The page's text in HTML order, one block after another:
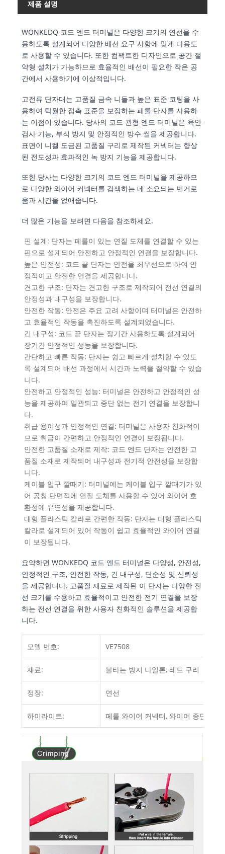
제품 설명
WONKEDQ 코드 엔드 터미널은 다양한 크기의 연선을 수
용하도록 설계되어 다양한 배선 요구 사항에 맞게 다용도
로 사용할 수 있습니다. 또한 컴팩트한 디자인으로 공간 절
약형 설치가 가능하므로 효율적인 배선이 필요한 작은 공
간에서 사용하기에 이상적입니다.
고전류 단자대는 고품질 금속 니들과 높은 표준 코팅을 사
용하여 탁월한 접촉 표준을 보장하는 페룰 단자를 사용하
는 이점이 있습니다. 당사의 코드 관형 엔드 터미널은 육안
검사 기능, 부식 방지 및 안정적인 방수 씰을 제공합니다.
표면이 니켈 도금된 고품질 구리로 제작된 커넥터는 향상
된 전도성과 효과적인 녹 방지 기능을 제공합니다.
또한 당사는 다양한 크기의 코드 엔드 터미널을 제공하므
로 다양한 와이어 커넥터를 검색하는 데 소요되는 번거로
움과 시간을 없애줍니다.
더 많은 기능을 보려면 다음을 참조하세요.
핀 설계: 단자는 페룰이 있는 연질 도체를 연결할 수 있는
핀으로 설계되어 안전하고 안정적인 연결을 보장합니다.
높은 안전성: 코드 끝 단자는 안전을 최우선으로 하여 안
정적이고 안전한 연결을 제공합니다.
견고한 구조: 단자는 견고한 구조로 제작되어 전선 연결의
안정성과 내구성을 보장합니다.
안전한 작동: 안전은 주요 고려 사항이며 터미널은 안전하
고 효율적인 작동을 촉진하도록 설계되었습니다.
긴 내구성: 코드 끝 단자는 장기간 사용하도록 설계되어
장기간 안정적인 성능을 보장합니다.
간단하고 빠른 작동: 단자는 쉽고 빠르게 설치할 수 있도
록 설계되어 배선 과정에서 시간과 노력을 절약할 수 있습
니다.
안전하고 안정적인 성능: 터미널은 안전하고 안정적인 성
능을 제공하여 일관되고 중단 없는 전기 연결을 보장합니
다.
취급 용이성과 안정적인 연결: 터미널은 사용자 친화적이
므로 취급이 간편하고 안정적인 연결이 보장됩니다.
안전한 고품질 소재로 제작: 코드 엔드 단자는 안전한 고
품질 소재로 제작되어 내구성과 전기적 안전성을 보장합
니다.
케이블 입구 깔때기: 터미널에는 케이블 입구 깔때기가 있
어 공칭 단면적에 연질 도체를 사용할 수 있어 와이어 호
환성에 유연성을 제공합니다.
대형 플라스틱 칼라로 간편한 작동: 단자는 대형 플라스틱
칼라로 설계되어 있어 작동이 쉽고 효율적인 와이어 연결
이 보장됩니다.
요약하면 WONKEDQ 코드 엔드 터미널은 다양성, 안전성,
안정적인 구조, 안전한 작동, 긴 내구성, 단순성 및 신뢰성
을 제공합니다. 고품질 재료로 제작된 이 단자는 다양한 전
선 크기를 수용하고 효율적이고 안전한 전기 연결을 보장
하는 전선 연결을 위한 사용자 친화적인 솔루션을 제공합
니다.
모델 번호: VE7508
재료: 불타는 방지 나일론, 레드 구리
정장: 연선
하이라이트: 페룰 와이어 커넥터, 와이어 종단 페룰